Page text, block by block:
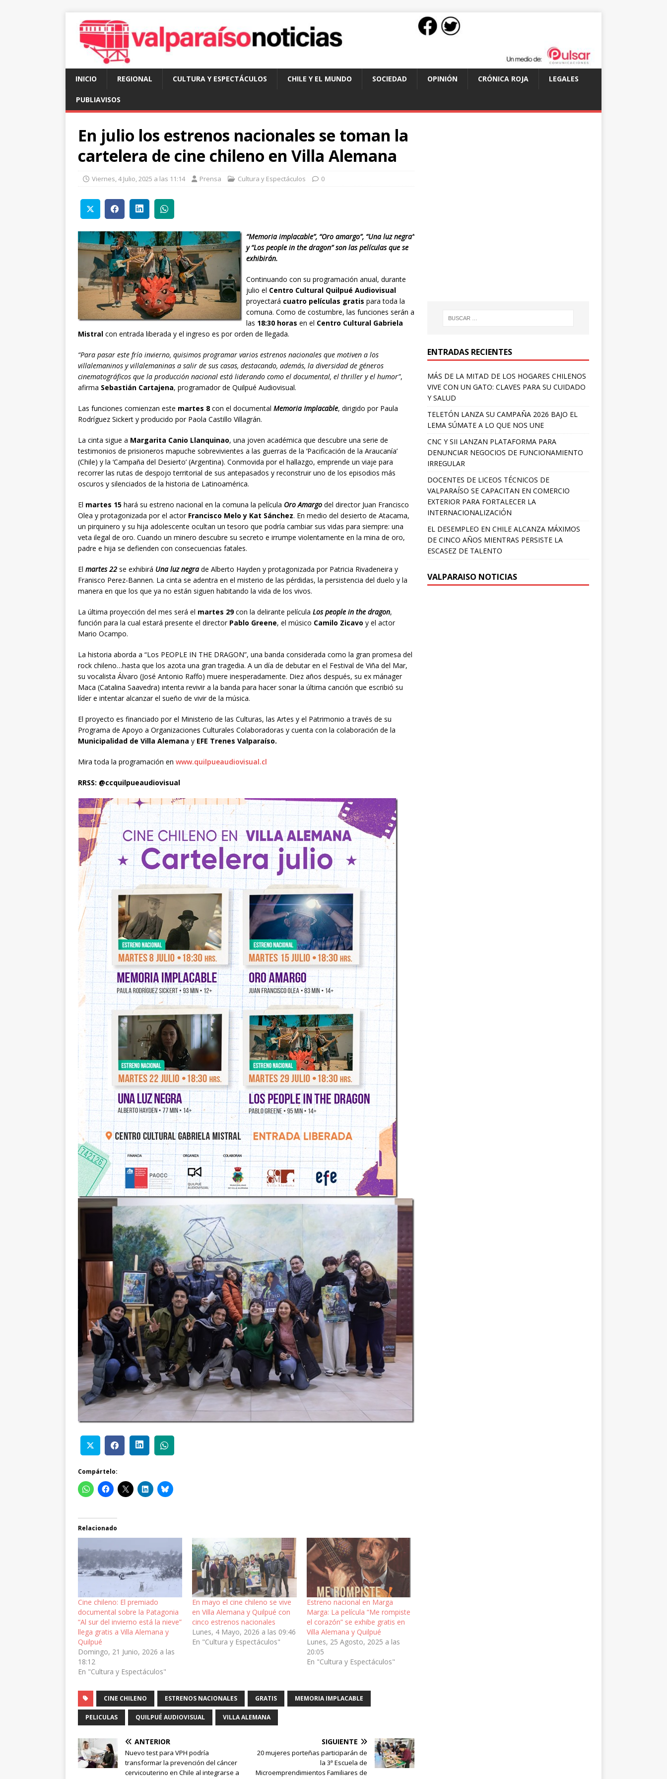
INICIO REGIONAL CULTURA Y ESPECTÁCULOS CHILE Y EL MUNDO SOCIEDAD OPINIÓN CRÓNICA ROJA LEGALES
PUBLIAVISOS
En julio los estrenos nacionales se toman la
cartelera de cine chileno en Villa Alemana
Viernes, 4 Julio, 2025 a las 11:14 Prensa Cultura y Espectáculos 0
“Memoria implacable”, “Oro amargo”, “Una luz negra”
y “Los people in the dragon” son las películas que se
exhibirán.
Continuando con su programación anual, durante
julio el Centro Cultural Quilpué Audiovisual
proyectará cuatro películas gratis para toda la
comuna. Como de costumbre, las funciones serán a
las 18:30 horas en el Centro Cultural Gabriela
Mistral con entrada liberada y el ingreso es por orden de llegada.
“Para pasar este frío invierno, quisimos programar varios estrenos nacionales que motiven a los
villalemaninos y villalemaninas a salir de sus casas, destacando, además, la diversidad de géneros
cinematográficos que la producción nacional está liderando como el documental, el thriller y el humor”,
afirma Sebastián Cartajena, programador de Quilpué Audiovisual.
Las funciones comienzan este martes 8 con el documental Memoria Implacable, dirigido por Paula
Rodríguez Sickert y producido por Paola Castillo Villagrán.
La cinta sigue a Margarita Canio Llanquinao, una joven académica que descubre una serie de
testimonios de prisioneros mapuche sobrevivientes a las guerras de la ‘Pacificación de la Araucanía’
(Chile) y la ‘Campaña del Desierto’ (Argentina). Conmovida por el hallazgo, emprende un viaje para
recorrer las rutas de despojo territorial de sus antepasados y reconstruir uno de los episodios más
oscuros y silenciados de la historia de Latinoamérica.
El martes 15 hará su estreno nacional en la comuna la película Oro Amargo del director Juan Francisco
Olea y protagonizada por el actor Francisco Melo y Kat Sánchez. En medio del desierto de Atacama,
un pirquinero y su hija adolescente ocultan un tesoro que podría cambiar sus vidas para siempre: una
veta ilegal de oro. Cuando un minero descubre su secreto e irrumpe violentamente en la mina de oro,
padre e hija se defienden con consecuencias fatales.
El martes 22 se exhibirá Una luz negrade Alberto Hayden y protagonizada por Patricia Rivadeneira y
Franisco Perez-Bannen. La cinta se adentra en el misterio de las pérdidas, la persistencia del duelo y la
manera en que los que ya no están siguen habitando la vida de los vivos.
La última proyección del mes será el martes 29con la delirante película Los people in the dragon,
función para la cual estará presente el director Pablo Greene, el músico Camilo Zicavo y el actor
Mario Ocampo.
La historia aborda a “Los PEOPLE IN THE DRAGON”, una banda considerada como la gran promesa del
rock chileno…hasta que los azota una gran tragedia. A un día de debutar en el Festival de Viña del Mar,
su vocalista Álvaro (José Antonio Raffo) muere inesperadamente. Diez años después, su ex mánager
Maca (Catalina Saavedra) intenta revivir a la banda para hacer sonar la última canción que escribió su
líder e intentar alcanzar el sueño de vivir de la música.
El proyecto es financiado por el Ministerio de las Culturas, las Artes y el Patrimonio a través de su
Programa de Apoyo a Organizaciones Culturales Colaboradoras y cuenta con la colaboración de la
Municipalidad de Villa Alemana y EFE Trenes Valparaíso.
Mira toda la programación en www.quilpueaudiovisual.cl
RRSS: @ccquilpueaudiovisual
Compártelo:
Relacionado
Cine chileno: El premiado
documental sobre la Patagonia
“Al sur del invierno está la nieve”
llega gratis a Villa Alemana y
Quilpué
Domingo, 21 Junio, 2026 a las
18:12
En "Cultura y Espectáculos"
En mayo el cine chileno se vive
en Villa Alemana y Quilpué con
cinco estrenos nacionales
Lunes, 4 Mayo, 2026 a las 09:46
En "Cultura y Espectáculos"
Estreno nacional en Marga
Marga: La película “Me rompiste
el corazón” se exhibe gratis en
Villa Alemana y Quilpué
Lunes, 25 Agosto, 2025 a las
20:05
En "Cultura y Espectáculos"
CINE CHILENO ESTRENOS NACIONALES GRATIS MEMORIA IMPLACABLE
PELICULAS QUILPUÉ AUDIOVISUAL VILLA ALEMANA
ANTERIOR
Nuevo test para VPH podría
transformar la prevención del cáncer
cervicouterino en Chile al integrarse a
SIGUIENTE
20 mujeres porteñas participarán de
la 3ª Escuela de
Microemprendimientos Familiares de
ENTRADAS RECIENTES
MÁS DE LA MITAD DE LOS HOGARES CHILENOS
VIVE CON UN GATO: CLAVES PARA SU CUIDADO
Y SALUD
TELETÓN LANZA SU CAMPAÑA 2026 BAJO EL
LEMA SÚMATE A LO QUE NOS UNE
CNC Y SII LANZAN PLATAFORMA PARA
DENUNCIAR NEGOCIOS DE FUNCIONAMIENTO
IRREGULAR
DOCENTES DE LICEOS TÉCNICOS DE
VALPARAÍSO SE CAPACITAN EN COMERCIO
EXTERIOR PARA FORTALECER LA
INTERNACIONALIZACIÓN
EL DESEMPLEO EN CHILE ALCANZA MÁXIMOS
DE CINCO AÑOS MIENTRAS PERSISTE LA
ESCASEZ DE TALENTO
VALPARAISO NOTICIAS